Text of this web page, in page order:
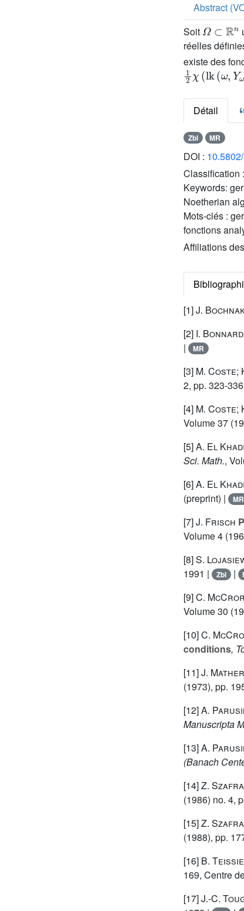
Abstract
Soit
Ω⊂ℝn
réelles
existe des
12χ(lk(ω,Y
Détail
Zbl MR
DOI :
Classification :
Keywords:
Noetherian
Mots-clés :
fonctions
Affiliations
[1]J.
[2] I.
| MR
[3] M. Coste;
2, pp. 323-
[4] M. Coste;
Volume 37
[5]A. El
Sci. Math.,
[6]A. El
(preprint) |
MR
[7]J. Frisch
Volume 4
[8]S.
1991 |
Zbl |
[9]C.
Volume 30
[10]C.
conditions,
[11]J. Mather
(1973), pp.
[12]A.
Manuscripta
[13]A.
(Banach
[14]Z.
(1986) no. 4,
[15]Z.
(1988), pp.
[16] B.
169, Centre
[17]J.-C.